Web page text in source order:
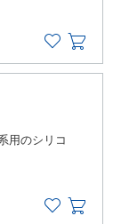
用のシリコ